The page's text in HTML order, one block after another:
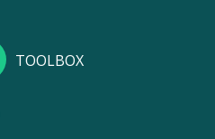
TOOLBOX